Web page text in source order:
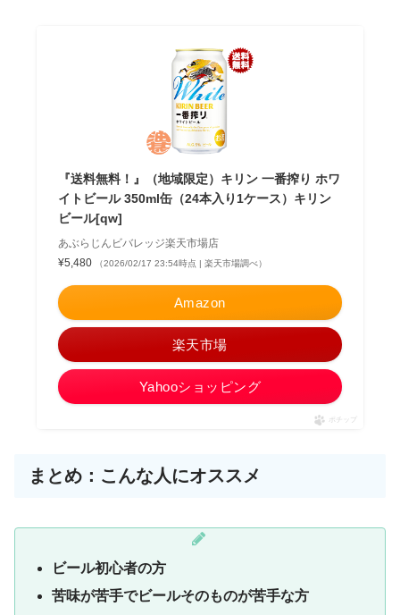
『送料無料！』（地域限定）キリン 一番搾り ホワ
イトビール 350ml缶（24本入り1ケース）キリン
ビール[qw]
あぶらじんビバレッジ楽天市場店
¥5,480
（2026/02/17 23:54時点 | 楽天市場調べ）
Amazon
楽天市場
Yahooショッピング
ポチップ
まとめ：こんな人にオススメ
ビール初心者の方
苦味が苦手でビールそのものが苦手な方